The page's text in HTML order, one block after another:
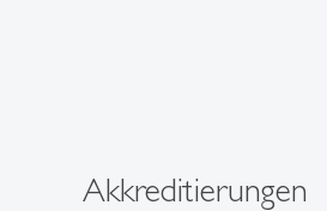
Akkreditierungen